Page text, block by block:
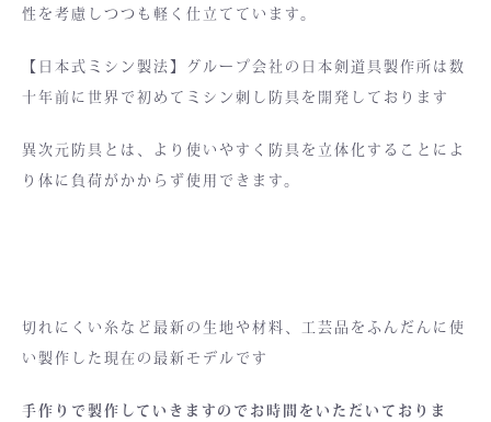
性を考慮しつつも軽く仕立てています。
【日本式ミシン製法】グループ会社の日本剣道具製作所は数
十年前に世界で初めてミシン刺し防具を開発しております
異次元防具とは、より使いやすく防具を立体化することによ
り体に負荷がかからず使用できます。
切れにくい糸など最新の生地や材料、工芸品をふんだんに使
い製作した現在の最新モデルです
手作りで製作していきますのでお時間をいただいておりま